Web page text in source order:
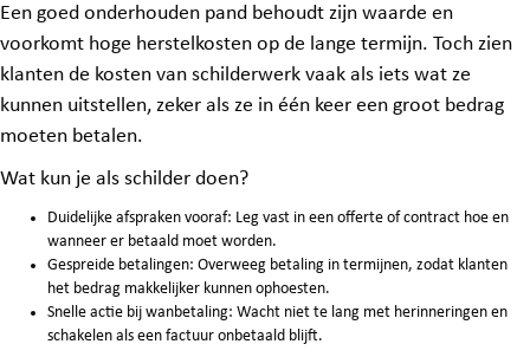
Een goed onderhouden pand behoudt zijn waarde en
voorkomt hoge herstelkosten op de lange termijn. Toch zien
klanten de kosten van schilderwerk vaak als iets wat ze
kunnen uitstellen, zeker als ze in één keer een groot bedrag
moeten betalen.
Wat kun je als schilder doen?
Duidelijke afspraken vooraf: Leg vast in een offerte of contract hoe en
wanneer er betaald moet worden.
Gespreide betalingen: Overweeg betaling in termijnen, zodat klanten
het bedrag makkelijker kunnen ophoesten.
Snelle actie bij wanbetaling: Wacht niet te lang met herinneringen en
schakelen als een factuur onbetaald blijft.